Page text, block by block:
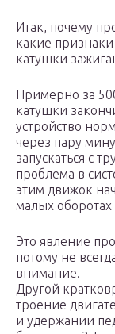
Итак, почему
какие признаки
катушки
Примерно за
катушки
устройство
через пару
запускаться с
проблема в
этим движок
малых оборотах
Это явление
потому не
внимание.
Другой
троение
и удержании